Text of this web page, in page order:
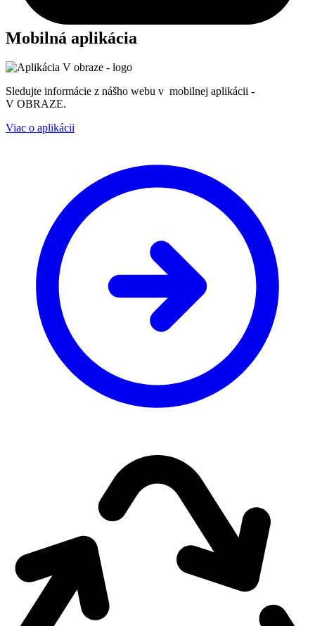
Mobilná aplikácia
Sledujte informácie z nášho webu v mobilnej aplikácii -
V OBRAZE.
Viac o aplikácii